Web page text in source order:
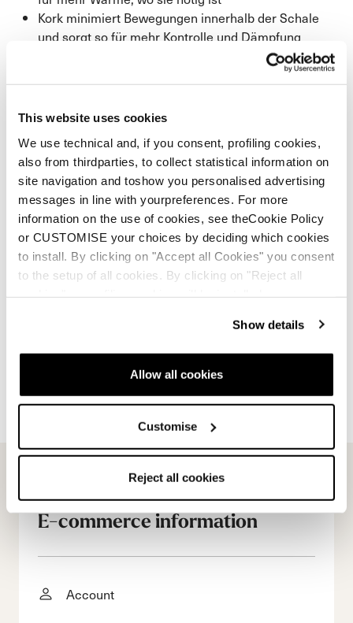
This website uses cookies
We use technical and, if you consent, profiling cookies,
also from thirdparties, to collect statistical information on
site navigation and toshow you personalised advertising
messages in line with yourpreferences. For more
information on the use of cookies, see theCookie Policy
or CUSTOMISE your choices by deciding which cookies
to install. By clicking on "Accept all Cookies" you consent
to the setup of all cookies. By clicking on "Reject all
Show details
Allow all cookies
Customise
Reject all cookies
Kork minimiert Bewegungen innerhalb der Schale
und sorgt so für mehr Kontrolle und Dämpfung
E-commerce information
Account